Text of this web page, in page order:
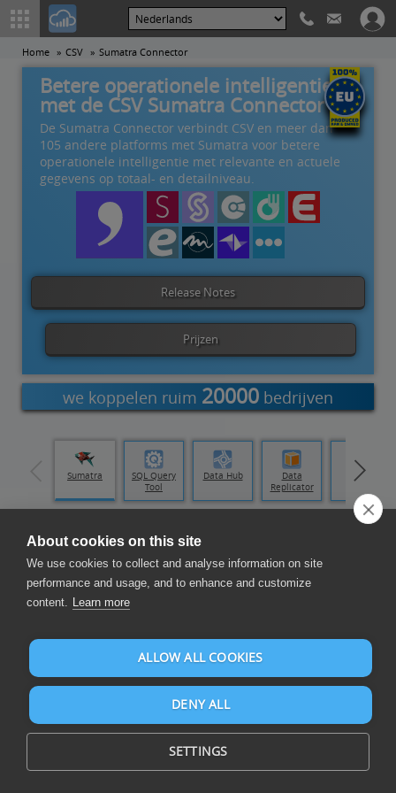
Home CSV Sumatra Connector
Release Notes
Prijzen
Betere operationele intelligentie
met de CSV Sumatra Connector
De Sumatra Connector verbindt CSV en meer dan
105 andere platforms met Sumatra voor betere
operationele intelligentie met relevante en actuele
gegevens op totaal- en detailniveau.
we koppelen ruim 20000 bedrijven
Sumatra
SQL Query
Tool
Data Hub
Data
Replicator
Data
Maak rapporten en dashboards
Stel rapporten en dashboards samen op CSV en meer dan 105
databronnen met Microsoft Power BI, Excel en anderen
Kommagescheidenwaarden ("CSV") is een tekstindeling
voor gegevens. In een CSV-bestand worden doorgaans
About cookies on this site
We use cookies to collect and analyse information on site
performance and usage, and to enhance and customize
content. Learn more
ALLOW ALL COOKIES
DENY ALL
SETTINGS